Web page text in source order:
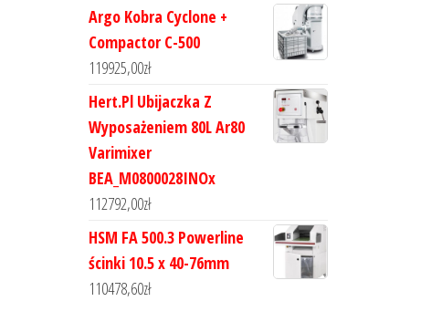
Argo Kobra Cyclone +
Compactor C-500
119925,00zł
Hert.Pl Ubijaczka Z
Wyposażeniem 80L Ar80
Varimixer
BEA_M0800028INOx
112792,00zł
HSM FA 500.3 Powerline
ścinki 10.5 x 40-76mm
110478,60zł